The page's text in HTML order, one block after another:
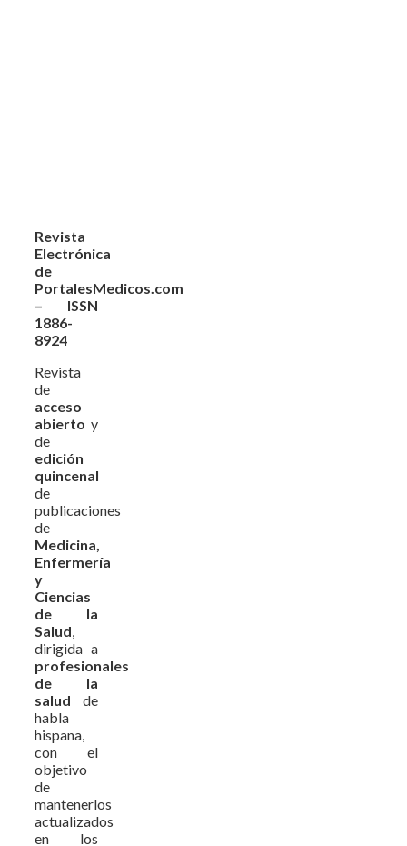
Revista
Electrónica
de
PortalesMedicos.com
– ISSN
1886-
8924
Revista
de
acceso
abierto y
de
edición
quincenal
de
publicaciones
de
Medicina,
Enfermería
y
Ciencias
de la
Salud,
dirigida a
profesionales
de la
salud de
habla
hispana,
con el
objetivo
de
mantenerlos
actualizados
en los